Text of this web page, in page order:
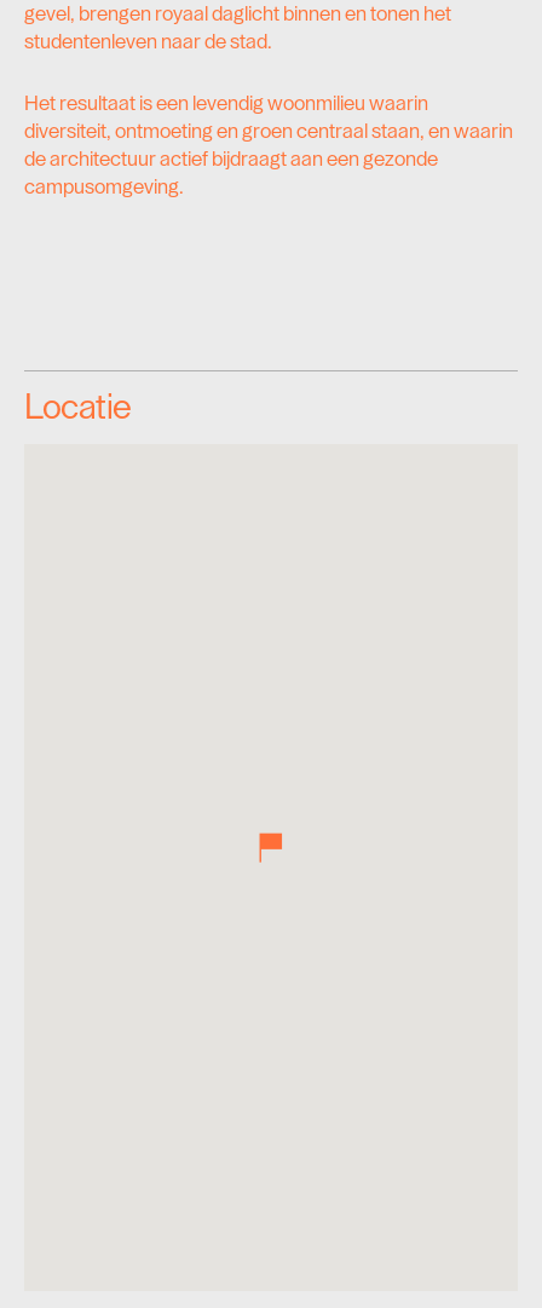
gevel, brengen royaal daglicht binnen en tonen het
studentenleven naar de stad.
Het resultaat is een levendig woonmilieu waarin
diversiteit, ontmoeting en groen centraal staan, en waarin
de architectuur actief bijdraagt aan een gezonde
campusomgeving.
Locatie